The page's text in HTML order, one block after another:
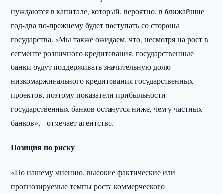
нуждаются в капитале, который, вероятно, в ближайшие
год-два по-прежнему будет поступать со стороны
государства. «Мы также ожидаем, что, несмотря на рост в
сегменте розничного кредитования, государственные
банки будут поддерживать значительную долю
низкомаржинального кредитования государственных
проектов, поэтому показатели прибыльности
государственных банков останутся ниже, чем у частных
банков», - отмечает агентство.
Позиция по риску
«По нашему мнению, высокие фактические или
прогнозируемые темпы роста коммерческого